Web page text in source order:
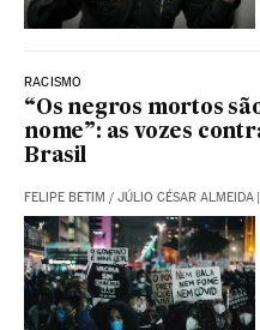
RACISMO
“Os negros mortos
nome”: as vozes
Brasil
FELIPE BETIM / JÚLIO CÉSAR ALMEIDA |